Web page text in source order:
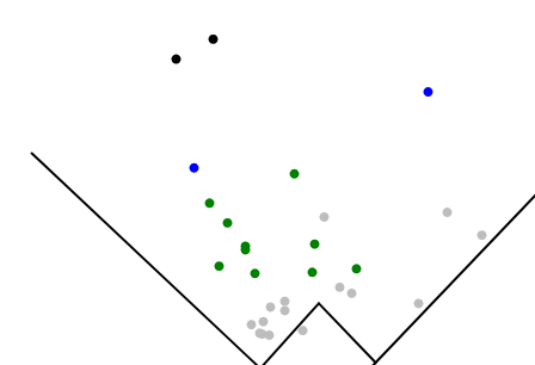
View as data table, Tipo de Bateo
The chart has 1 X axis displaying values. Data ranges from -
The chart has 1 Y axis displaying values. Data ranges from -